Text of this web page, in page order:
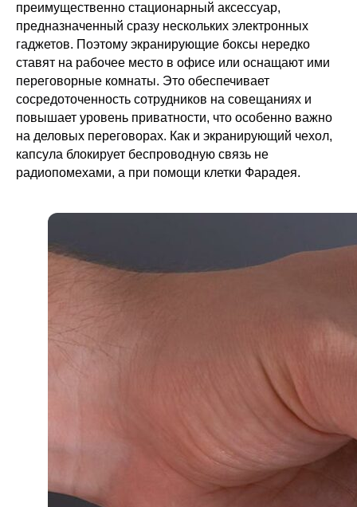
преимущественно стационарный аксессуар,
предназначенный сразу нескольких электронных
гаджетов. Поэтому экранирующие боксы нередко
ставят на рабочее место в офисе или оснащают ими
переговорные комнаты. Это обеспечивает
сосредоточенность сотрудников на совещаниях и
повышает уровень приватности, что особенно важно
на деловых переговорах. Как и экранирующий чехол,
капсула блокирует беспроводную связь не
радиопомехами, а при помощи клетки Фарадея.